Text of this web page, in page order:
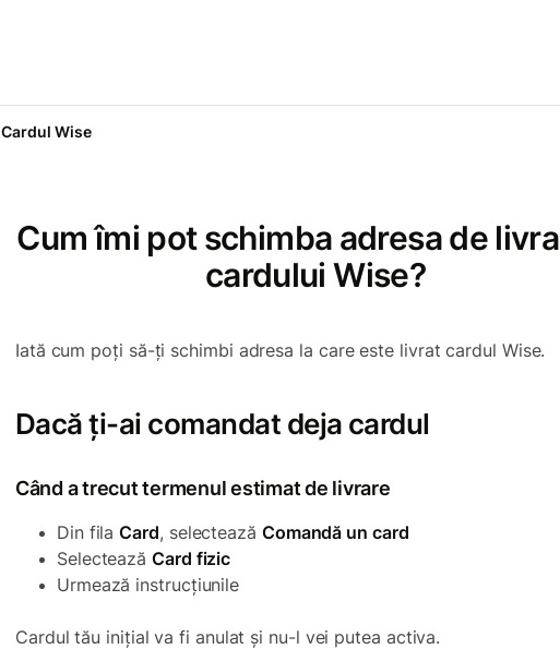
Cardul Wise
Cum îmi pot schimba adresa de
cardului Wise?
Iată cum poți să-ți schimbi adresa la care este livrat cardul Wise.
Dacă ți-ai comandat deja cardul
Când a trecut termenul estimat de livrare
Din filaCard, selectează Comandă un card
SelecteazăCard fizic
Urmează instrucțiunile
Cardul tău inițial va fi anulat și nu-l vei putea activa.